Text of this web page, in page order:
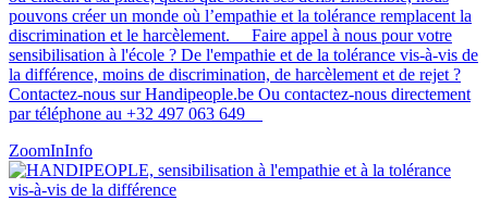
pouvons créer un monde où l’empathie et la tolérance remplacent la
discrimination et le harcèlement. Faire appel à nous pour votre
sensibilisation à l'école ? De l'empathie et de la tolérance vis-à-vis de
la différence, moins de discrimination, de harcèlement et de rejet ?
Contactez-nous sur Handipeople.be Ou contactez-nous directement
par téléphone au +32 497 063 649
ZoomInInfo